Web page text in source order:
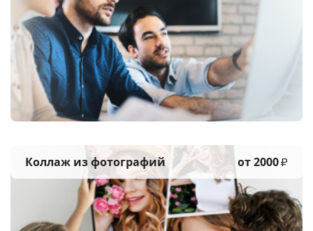
Коллаж из фотографий от 2000₽